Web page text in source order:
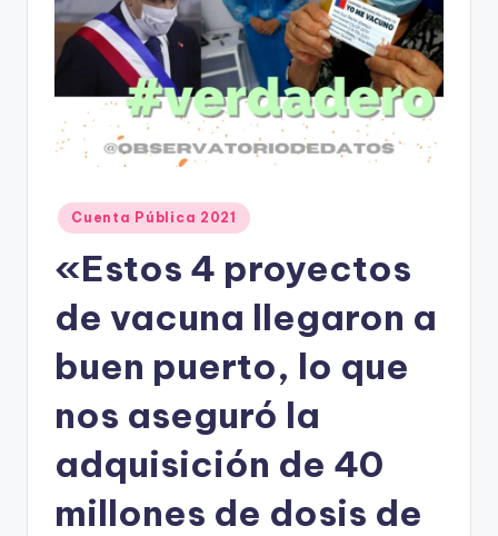
D
C
Publicado
en
Cuenta Pública 2021
«Estos 4 proyectos
de vacuna llegaron a
buen puerto, lo que
nos aseguró la
adquisición de 40
millones de dosis de